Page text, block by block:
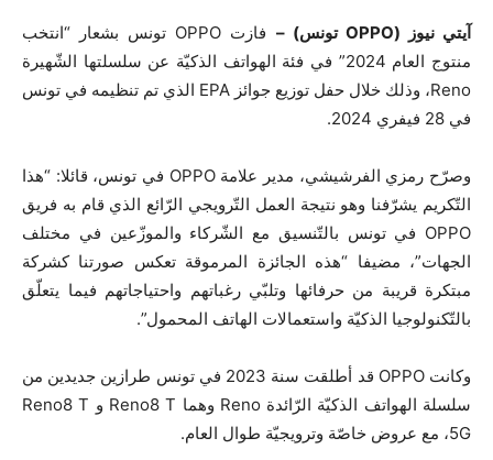
آيتي نيوز (OPPO تونس) –
فازت OPPO تونس بشعار “انتخب
منتوج العام 2024” في فئة الهواتف الذكيّة عن سلسلتها الشّهيرة
Reno، وذلك خلال حفل توزيع جوائز EPA الذي تم تنظيمه في تونس
في 28 فيفري 2024.
وصرّح رمزي الفرشيشي، مدير علامة OPPO في تونس، قائلا: “هذا
التّكريم يشرّفنا وهو نتيجة العمل التّرويجي الرّائع الذي قام به فريق
OPPO في تونس بالتّنسيق مع الشّركاء والموزّعين في مختلف
الجهات”، مضيفا “هذه الجائزة المرموقة تعكس صورتنا كشركة
مبتكرة قريبة من حرفائها وتلبّي رغباتهم واحتياجاتهم فيما يتعلّق
بالتّكنولوجيا الذكيّة واستعمالات الهاتف المحمول”.
وكانت OPPO قد أطلقت سنة 2023 في تونس طرازين جديدين من
سلسلة الهواتف الذكيّة الرّائدة Reno وهما Reno8 T و Reno8 T
5G، مع عروض خاصّة وترويجيّة طوال العام.